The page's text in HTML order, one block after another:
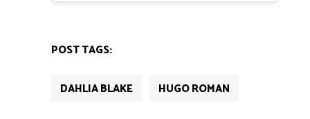
POST TAGS:
DAHLIA BLAKE HUGO ROMAN